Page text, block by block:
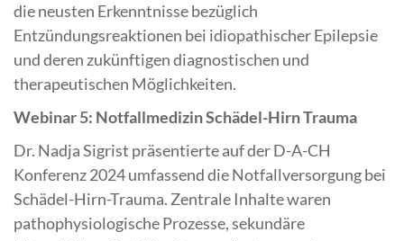
die neusten Erkenntnisse bezüglich
Entzündungsreaktionen bei idiopathischer Epilepsie
und deren zukünftigen diagnostischen und
therapeutischen Möglichkeiten.
Webinar 5: Notfallmedizin Schädel-Hirn Trauma
Dr. Nadja Sigrist präsentierte auf der D-A-CH
Konferenz 2024 umfassend die Notfallversorgung bei
Schädel-Hirn-Trauma. Zentrale Inhalte waren
pathophysiologische Prozesse, sekundäre